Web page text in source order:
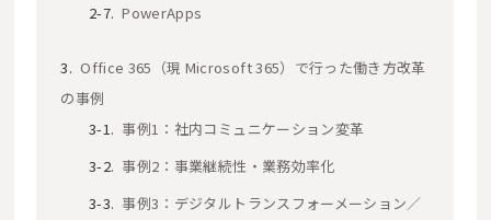
PowerApps
Office 365（現 Microsoft 365）で行った働き方改革
の事例
事例1：社内コミュニケーション変革
事例2：事業継続性・業務効率化
事例3：デジタルトランスフォーメーション／